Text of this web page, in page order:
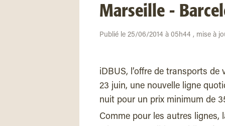
Marseille -
Publié le 25/06/2014 à 05h44 , mise à
iDBUS, l’offre de transports
23 juin, une nouvelle ligne
nuit pour un prix minimum de
Comme pour les autres lignes,